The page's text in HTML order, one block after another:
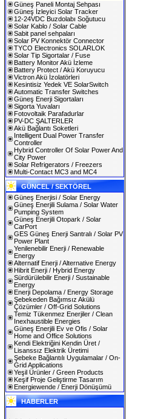
Güneş Paneli Montaj Sehpası
Güneş İzleyici Solar Tracker
12-24VDC Buzdolabı Soğutucu
Solar Kablo / Solar Cable
Sabit panel sehpaları
Solar PV Konnektör Connector
TYCO Electronics SOLARLOK
Solar Tip Sigortalar / Fuse
Battery Monitor Akü İzleme
Battery Protect / Akü Koruyucu
Victron Akü İzolatörleri
Kesintisiz Yedek VE SolarSwitch
Automatic Transfer Switches
Güneş Enerji Sigortaları
Sigorta Yuvaları
Fotovoltaik Parafadurlar
PV-DC ŞALTERLER
Akü Bağlantı Soketleri
Intelligent Dual Power Transfer
Controller
Hybrid Controller Of Solar Power And
City Power
Solar Refrigerators / Freezers
Multi-Contact MC3 and MC4
GÜNCEL / SEKTÖREL
Güneş Enerjisi / Solar Energy
Güneş Enerjili Sulama / Solar Water
Pumping System
Güneş Enerjili Otopark / Solar
CarPort
GES Güneş Enerji Santralı / Solar PV
Power Plant
Yenilenebilir Enerji / Renewable
Energy
Alternatif Enerji / Alternative Energy
Hibrit Enerji / Hybrid Energy
Sürdürülebilir Enerji / Sustainable
Energy
Enerji Depolama / Energy Storage
Şebekeden Bağımsız Akülü
Çözümler / Off-Grid Solutions
Temiz Tükenmez Enerjiler / Clean
Inexhaustible Energies
Güneş Enerjili Ev ve Ofis / Solar
Home and Office Solutions
Kendi Elektriğini Kendin Üret /
Lisanssız Elektrik Üretimi
Şebeke Bağlantılı Uygulamalar / On-
Grid Applications
Yeşil Ürünler / Green Products
Keşif Proje Geliştirme Tasarım
Energiewende / Enerji Dönüşümü
HABERLER